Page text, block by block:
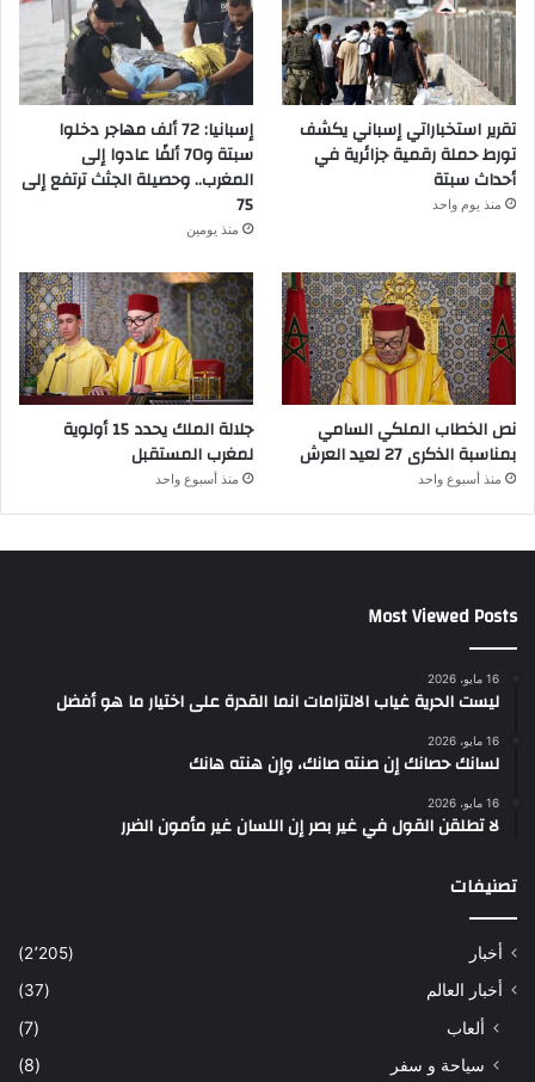
تقرير استخباراتي إسباني يكشف
تورط حملة رقمية جزائرية في
أحداث سبتة
منذ يوم واحد
إسبانيا: 72 ألف مهاجر دخلوا
سبتة و70 ألفًا عادوا إلى
المغرب.. وحصيلة الجثث ترتفع إلى
75
منذ يومين
نص الخطاب الملكي السامي
بمناسبة الذكرى 27 لعيد العرش
منذ أسبوع واحد
جلالة الملك يحدد 15 أولوية
لمغرب المستقبل
منذ أسبوع واحد
Most Viewed Posts
16 مايو، 2026
ليست الحرية غياب الالتزامات انما القدرة على اختيار ما هو أفضل
16 مايو، 2026
لسانك حصانك إن صنته صانك، وإن هنته هانك
16 مايو، 2026
لا تطلقن القول في غير بصر إن اللسان غير مأمون الضرر
تصنيفات
أخبار
(2٬205)
أخبار العالم
(37)
ألعاب
(7)
سياحة و سفر
(8)